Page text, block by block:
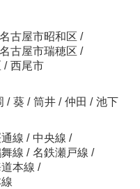
名古屋市昭和区 /
名古屋市瑞穂区 /
/ 西尾市
/ 葵 / 筒井 / 仲田 / 池下
線 / 中央線 /
線 / 名鉄瀬戸線 /
本線 /